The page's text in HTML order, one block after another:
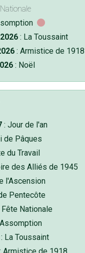
: La Toussaint
: Armistice de 1918
: Noël
: Jour de l'an
de Pâques
du Travail
des Alliés de 1945
l'Ascension
Pentecôte
Nationale
La Toussaint
Armistice de 1918